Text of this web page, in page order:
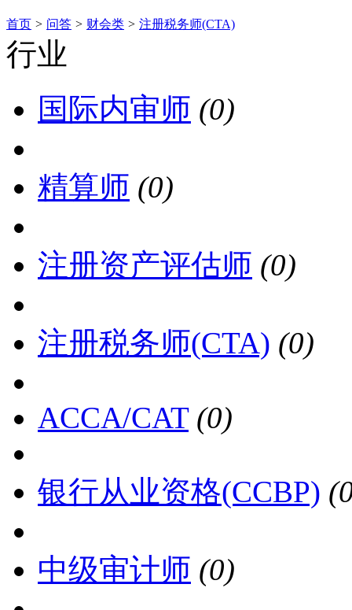
首页 > 问答 > 财会类 > 注册税务师(CTA)
行业
国际内审师 (0)
精算师 (0)
注册资产评估师 (0)
注册税务师(CTA) (0)
ACCA/CAT (0)
银行从业资格(CCBP)
中级审计师 (0)